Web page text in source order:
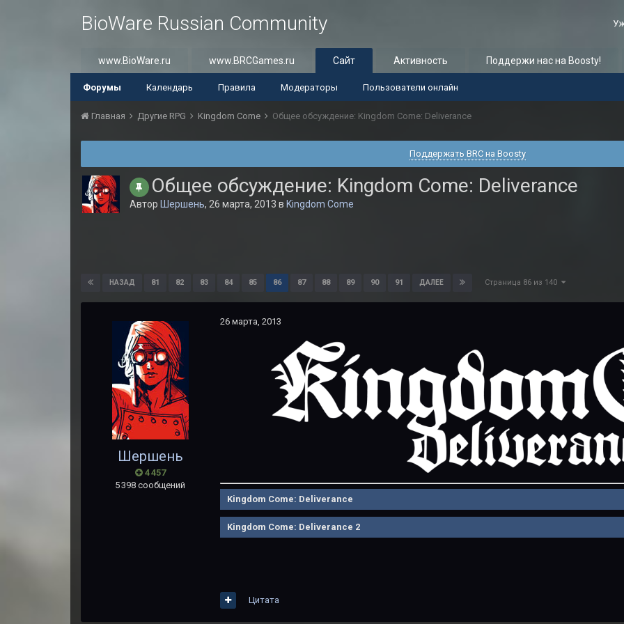
BioWare Russian Community
www.BioWare.ru www.BRCGames.ru Сайт
Форумы Календарь Правила Модераторы Пользователи онлайн
Активность Поддержи нас на Boosty!
Главная Другие RPG Kingdom Come Общее обсуждение: Kingdom Come: Deliverance
Поддержать BRC на Boosty
Общее обсуждение: Kingdom Come: Deliverance
Автор Шершень, 26 марта, 2013 в Kingdom Come
НАЗАД 81 82 83 84 85 86 87 88 89 90 91 ДАЛЕЕ Страница 86 из 140
Шершень
4 457
5 398 сообщений
26 марта, 2013
Kingdom Come: Deliverance
Kingdom Come: Deliverance 2
Цитата